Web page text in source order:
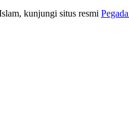
kunjungi situs resmi